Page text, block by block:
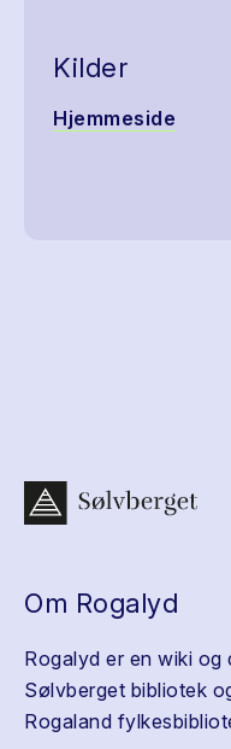
Kilder
Hjemmeside
Om Rogalyd
Rogalyd er en wiki
Sølvberget bibliotek
Rogaland